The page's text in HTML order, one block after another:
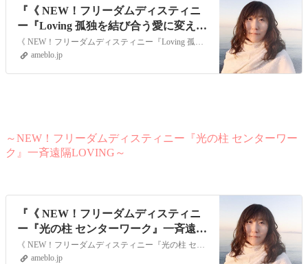
『《 NEW！フリーダムディスティニ
ー『Loving 孤独を結び合う愛に変え
る』一斉遠隔LOVIN』
《 NEW！フリーダムディスティニー『Loving 孤独を結び合う愛に変える』一斉遠隔LOVING 》孤独。それはとても冷え切った冷たいエネルギーです。孤独の…
ameblo.jp
～NEW！フリーダムディスティニー『光の柱 センターワー
ク』一斉遠隔LOVING～
『《 NEW！フリーダムディスティニ
ー『光の柱 センターワーク』一斉遠隔
LOVING 》』
《 NEW！フリーダムディスティニー『光の柱 センターワーク』一斉遠隔LOVING 》 心も身体もズレたりブレていると不安感でいっぱいになり本来の力を発揮する…
ameblo.jp